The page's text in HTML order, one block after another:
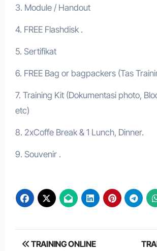
3. Module / Handout
4. FREE Flashdisk .
5. Sertifikat
6. FREE Bag or bagpackers (Tas
7. Training Kit (Dokumentasi photo,
etc)
8. 2xCoffe Break & 1 Lunch, Dinner.
9. Souvenir .
Post
TRAINING ONLINE